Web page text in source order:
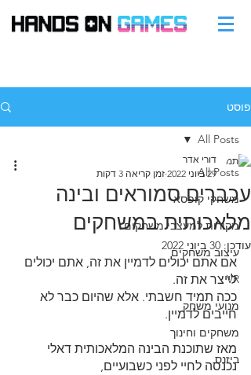
פוסט
All Posts
משחקי קופסא
מקורות למעצבי משחקים
עיצוב משחקים
VR
מנועי משחק
משחקים וחינוך
ביזנס
All Posts
עכברים סמוראים ובינה
מלאכותית במשחקים
דורי אדר
29 ביוני 2022
זמן קריאה 3 דקות
עודכן: 30 ביוני 2022
אם אתם יכולים לדמיין את זה, אתם יכולים
לייצר את זה.
ככה תמיד חשבתי. אלא שהיום כבר לא
חייבים לדמיין.
מאז שתוכנת הבינה המלאכותית דאלי
נכנסה לחיי לפני כשבועיים,